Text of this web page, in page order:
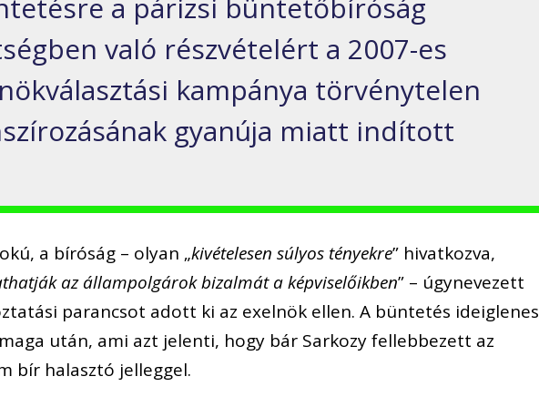
való részvételért a 2007-es
kampánya törvénytelen
gyanúja miatt indított
a bíróság – olyan „kivételesen súlyos tényekre” hivatkozva,
az állampolgárok bizalmát a képviselőikben” – úgynevezett
parancsot adott ki az exelnök ellen. A büntetés ideiglenes
után, ami azt jelenti, hogy bár Sarkozy fellebbezett az
bír halasztó jelleggel.